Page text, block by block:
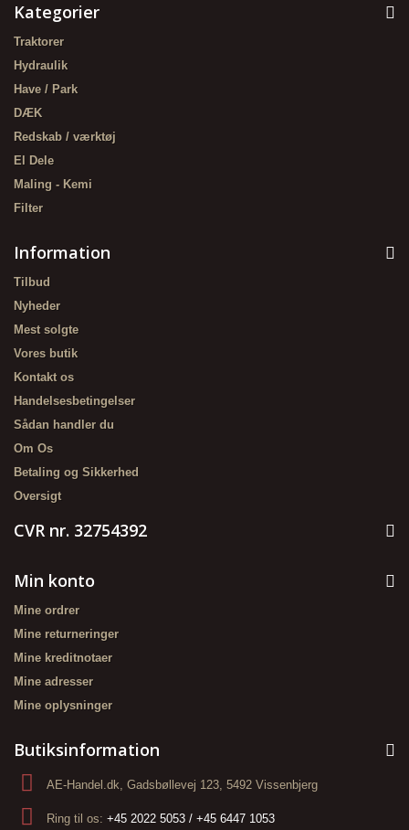
Kategorier
Traktorer
Hydraulik
Have / Park
DÆK
Redskab / værktøj
El Dele
Maling - Kemi
Filter
Information
Tilbud
Nyheder
Mest solgte
Vores butik
Kontakt os
Handelsesbetingelser
Sådan handler du
Om Os
Betaling og Sikkerhed
Oversigt
CVR nr. 32754392
Min konto
Mine ordrer
Mine returneringer
Mine kreditnotaer
Mine adresser
Mine oplysninger
Butiksinformation
AE-Handel.dk, Gadsbøllevej 123, 5492 Vissenbjerg
Ring til os: +45 2022 5053 / +45 6447 1053